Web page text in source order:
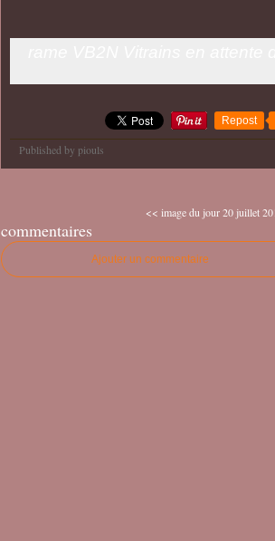
Repost
Published by piouls
<< image du jour 20 juillet
commentaires
Ajouter un commentaire